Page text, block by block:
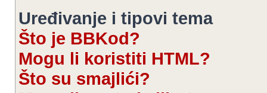
Uređivanje i tipovi tema
Što je BBKod?
Mogu li koristiti HTML?
Što su smajlići?